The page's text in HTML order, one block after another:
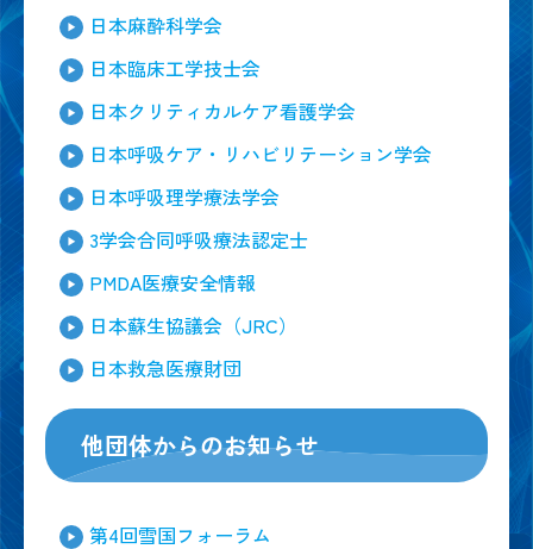
日本麻酔科学会
日本臨床工学技士会
日本クリティカルケア看護学会
日本呼吸ケア・リハビリテーション学会
日本呼吸理学療法学会
3学会合同呼吸療法認定士
PMDA医療安全情報
日本蘇生協議会（JRC）
日本救急医療財団
他団体からのお知らせ
第4回雪国フォーラム